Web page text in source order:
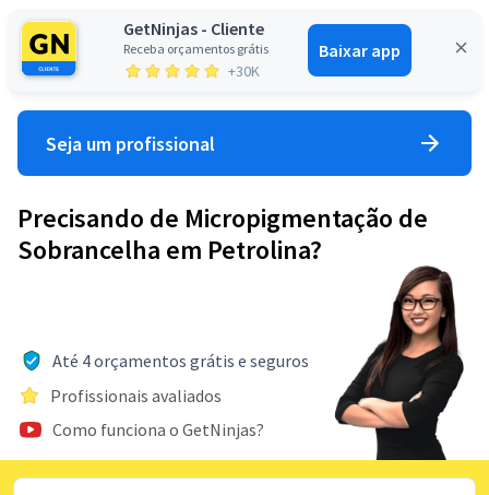
GetNinjas - Cliente
Receba orçamentos grátis
+30K
Baixar app
Entrar
Seja um profissional
Precisando de Micropigmentação de
Sobrancelha em Petrolina?
Até 4 orçamentos grátis e seguros
Profissionais avaliados
Como funciona o GetNinjas?